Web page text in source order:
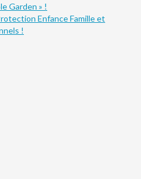
Garden » !
Enfance Famille et
!